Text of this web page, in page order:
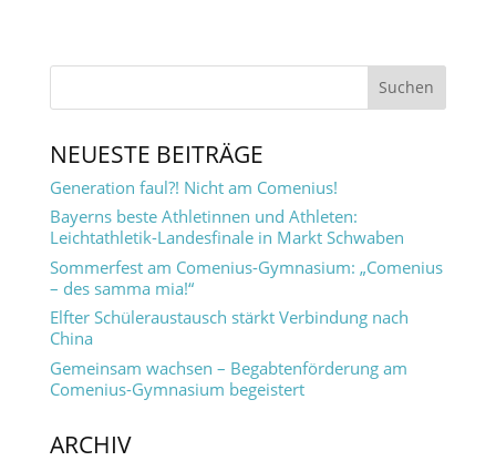
NEUESTE BEITRÄGE
Generation faul?! Nicht am Comenius!
Bayerns beste Athletinnen und Athleten:
Leichtathletik-Landesfinale in Markt Schwaben
Sommerfest am Comenius-Gymnasium: „Comenius
– des samma mia!“
Elfter Schüleraustausch stärkt Verbindung nach
China
Gemeinsam wachsen – Begabtenförderung am
Comenius-Gymnasium begeistert
ARCHIV